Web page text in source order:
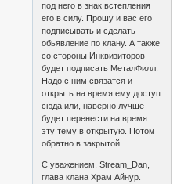
под него в знак встепления
его в силу. Прошу и вас его
подписывать и сделать
обьявление по клану. А также
со стороны Инквизиторов
будет подписать МеталФилл.
Надо с ним связатся и
открыть на время ему доступ
сюда или, наверно лучше
будет перенести на время
эту тему в открытую. Потом
обратно в закрытой.
С уважением, Stream_Dan,
глава клана Храм Айнур.